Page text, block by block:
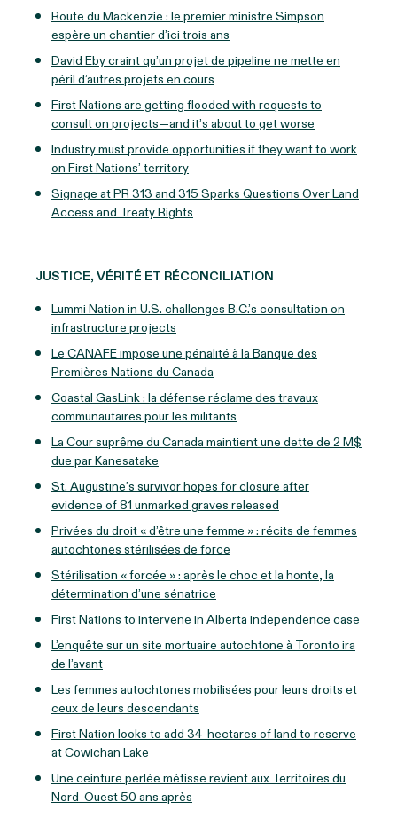
Route du Mackenzie : le premier ministre Simpson
espère un chantier d’ici trois ans
David Eby craint qu’un projet de pipeline ne mette en
péril d’autres projets en cours
First Nations are getting flooded with requests to
consult on projects—and it’s about to get worse
Industry must provide opportunities if they want to work
on First Nations’ territory
Signage at PR 313 and 315 Sparks Questions Over Land
Access and Treaty Rights
JUSTICE, VÉRITÉ ET RÉCONCILIATION
Lummi Nation in U.S. challenges B.C.’s consultation on
infrastructure projects
Le CANAFE impose une pénalité à la Banque des
Premières Nations du Canada
Coastal GasLink : la défense réclame des travaux
communautaires pour les militants
La Cour suprême du Canada maintient une dette de 2 M$
due par Kanesatake
St. Augustine’s survivor hopes for closure after
evidence of 81 unmarked graves released
Privées du droit « d’être une femme » : récits de femmes
autochtones stérilisées de force
Stérilisation « forcée » : après le choc et la honte, la
détermination d’une sénatrice
First Nations to intervene in Alberta independence case
L’enquête sur un site mortuaire autochtone à Toronto ira
de l’avant
Les femmes autochtones mobilisées pour leurs droits et
ceux de leurs descendants
First Nation looks to add 34-hectares of land to reserve
at Cowichan Lake
Une ceinture perlée métisse revient aux Territoires du
Nord-Ouest 50 ans après